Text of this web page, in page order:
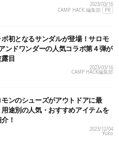
2023/03/16
CAMP HACK 編集部
PR
初となるサンダルが登場！サロモ
ンドワンダーの人気コラボ第４弾が
目
2023/03/16
CAMP HACK編集部
ンのシューズがアウトドアに最
途別の人気・おすすめアイテムを
！
2023/12/04
Yuko